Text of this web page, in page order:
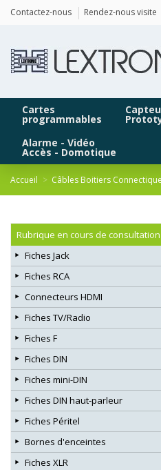
Contactez-nous Rendez-nous visite
Cartes
programmables
Alarme - Vidéo
Accès - Domotique
Accueil Câbles Boitiers Connectique
Rubrique en cours de consultation
Fiches Jack
Fiches RCA
Connecteurs HDMI
Fiches TV/Radio
Fiches F
Fiches DIN
Fiches mini-DIN
Fiches DIN haut-parleur
Fiches Péritel
Bornes d'enceintes
Fiches XLR
Panneau de gestion des cookies